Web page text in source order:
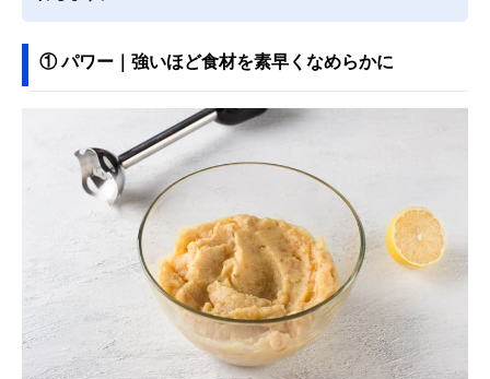
① パワー｜強いほど食材を素早くなめらかに